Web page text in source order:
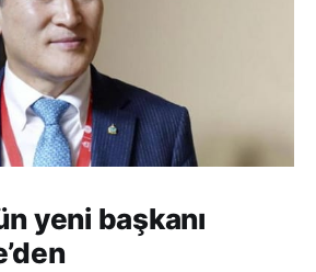
yeni başkanı